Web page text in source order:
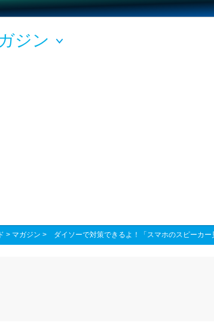
ジン
> マガジン > ダイソーで対策できるよ！「スマホのスピーカ